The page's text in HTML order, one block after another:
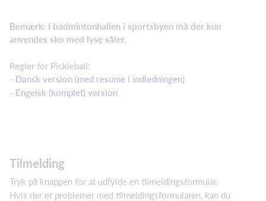
Bemærk: I badmintonhallen i sportsbyen må der kun
anvendes sko med lyse såler.
Regler for Pickleball:
- Dansk version (med resume i indledningen)
- Engelsk (komplet) version
Tilmelding
Tryk på knappen for at udfylde en tilmeldingsformular.
Hvis der er problemer med tilmeldingsformularen, kan du